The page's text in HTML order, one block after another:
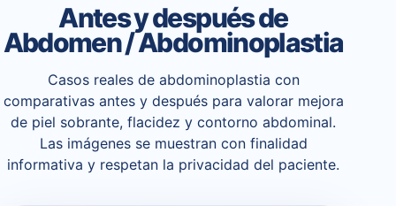
Antes y después de
Abdomen / Abdominoplastia
Casos reales de abdominoplastia con
comparativas antes y después para valorar mejora
de piel sobrante, flacidez y contorno abdominal.
Las imágenes se muestran con finalidad
informativa y respetan la privacidad del paciente.